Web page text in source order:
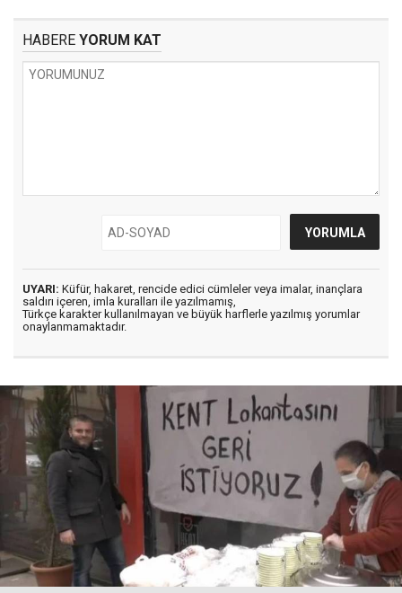
HABERE YORUM KAT
UYARI: Küfür, hakaret, rencide edici cümleler veya imalar, inançlara
saldırı içeren, imla kuralları ile yazılmamış,
Türkçe karakter kullanılmayan ve büyük harflerle yazılmış yorumlar
onaylanmamaktadır.